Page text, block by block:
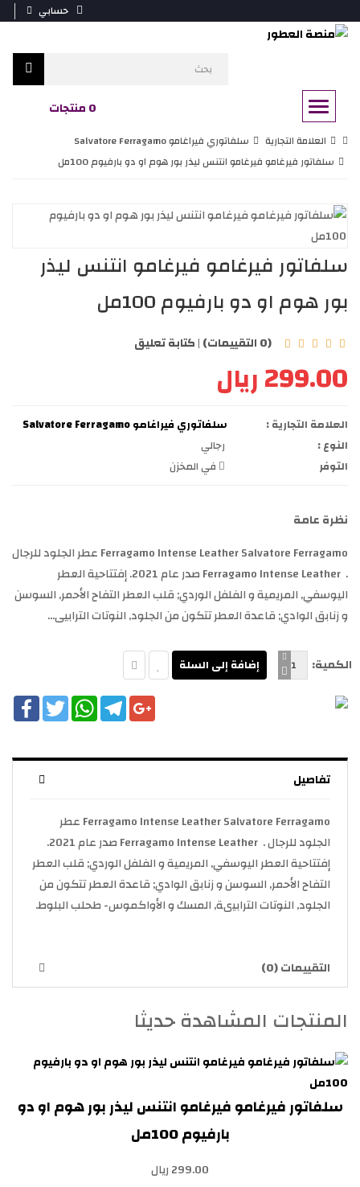
حسابي
0 منتجات
العلامة التجارية
سلفاتوري فيراغامو Salvatore Ferragamo
سلفاتور فيرغامو فيرغامو انتنس ليذر بور هوم او دو بارفيوم 100مل
سلفاتور فيرغامو فيرغامو انتنس ليذر
بور هوم او دو بارفيوم 100مل
(0 التقييمات) |كتابة تعليق
299.00 ريال
العلامة التجارية :
سلفاتوري فيراغامو Salvatore Ferragamo
النوع :
رجالي
التوفر
في المخزن
نظرة عامة
Ferragamo Intense Leather Salvatore Ferragamo عطر الجلود للرجال
. Ferragamo Intense Leather صدر عام 2021. إفتتاحية العطر
اليوسفي, المريمية و الفلفل الوردي; قلب العطر التفاح الأحمر, السوسن
و زنابق الوادي; قاعدة العطر تتكون من الجلود, النوتات الترابيى...
الكمية:
Twitter
WhatsAppTelegramGoogle+
تفاصيل
Ferragamo Intense Leather Salvatore Ferragamo عطر
الجلود للرجال . Ferragamo Intense Leather صدر عام 2021.
إفتتاحية العطر اليوسفي, المريمية و الفلفل الوردي; قلب العطر
التفاح الأحمر, السوسن و زنابق الوادي; قاعدة العطر تتكون من
الجلود, النوتات الترابيىة, المسك و الأواكموس- طحلب البلوط.
التقييمات (0)
المنتجات المشاهدة حديثا
سلفاتور فيرغامو فيرغامو انتنس ليذر بور هوم او دو
بارفيوم 100مل
299.00 ريال